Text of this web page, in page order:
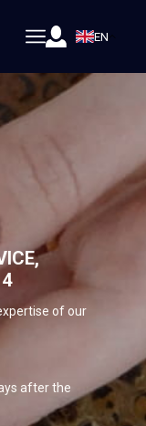
EN
of our
after the